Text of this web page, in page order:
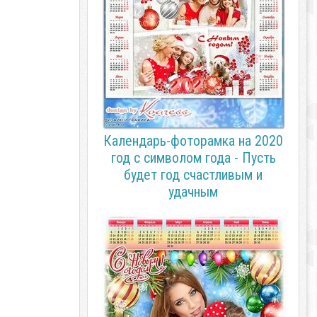
Календарь-фоторамка на 2020
год с символом года - Пусть
будет год счастливым и
удачным